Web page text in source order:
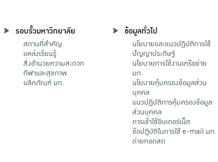
รอบรั้วมหาวิทยาลัย
สถานที่สำคัญ
แหล่งเรียนรู้
สิ่งอำนวยความสะดวก
กีฬาและสุขภาพ
ผลิตภัณฑ์ มก.
ข้อมูลทั่วไป
นโยบายและแนวปฏิบัติการใช้
ปัญญาประดิษฐ์
นโยบายการใช้งานเครือข่าย
มก.
นโยบายคุ้มครองข้อมูลส่วน
บุคคล
แนวปฏิบัติการคุ้มครองข้อมูล
ส่วนบุคคล
การเข้าใช้อินเตอร์เน็ต
ข้อปฏิบัติในการใช้ e-mail มก.
ถ่ายทอดสด